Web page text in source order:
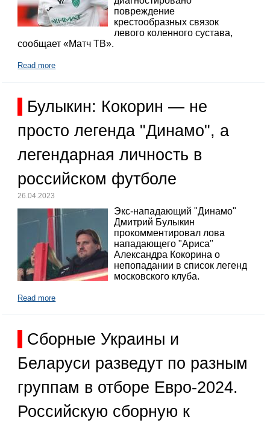
повреждение
крестообразных связок
левого коленного сустава,
сообщает «Матч ТВ».
Read more
Булыкин: Кокорин — не
просто легенда "Динамо", а
легендарная личность в
российском футболе
26.04.2023
Экс-нападающий "Динамо"
Дмитрий Булыкин
прокомментировал лова
нападающего "Ариса"
Александра Кокорина о
непопадании в список легенд
московского клуба.
Read more
Сборные Украины и
Беларуси разведут по разным
группам в отборе Евро-2024.
Российскую сборную к